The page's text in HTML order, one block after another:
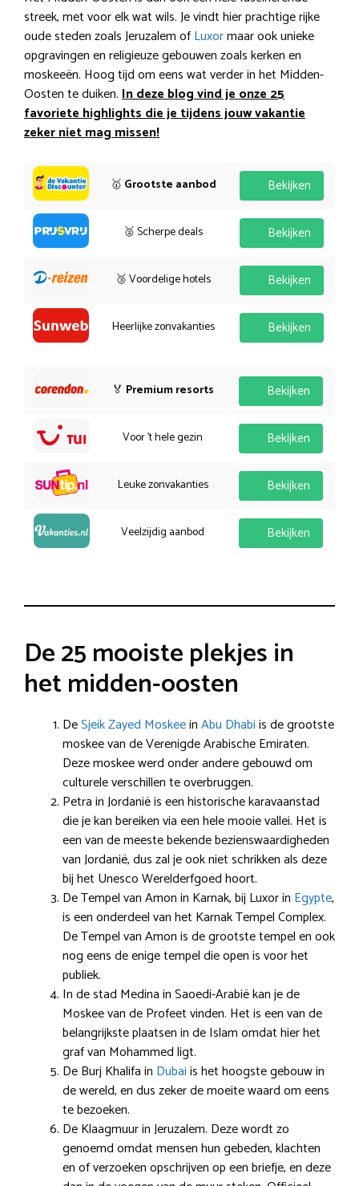
streek, met voor elk wat wils. Je vindt hier prachtige rijke
oude steden zoals Jeruzalem ofLuxormaar ook unieke
opgravingen en religieuze gebouwen zoals kerken en
moskeeën. Hoog tijd om eens wat verder in het Midden-
Oosten te duiken.In deze blog vind je onze 25
favoriete highlights die je tijdens jouw vakantie
zeker niet mag missen!
🥇 Grootste aanbod Bekijken
🥈 Scherpe deals Bekijken
🥉 Voordelige hotels Bekijken
Heerlijke zonvakanties Bekijken
🏅 Premium resorts Bekijken
Voor 't hele gezin Bekijken
Leuke zonvakanties Bekijken
Veelzijdig aanbod Bekijken
De 25 mooiste plekjes in
het midden-oosten
DeSjeik Zayed MoskeeinAbu Dhabiis de grootste
moskee van de Verenigde Arabische Emiraten.
Deze moskee werd onder andere gebouwd om
culturele verschillen te overbruggen.
Petra in Jordanië is een historische karavaanstad
die je kan bereiken via een hele mooie vallei. Het is
een van de meeste bekende bezienswaardigheden
van Jordanië, dus zal je ook niet schrikken als deze
bij het Unesco Werelderfgoed hoort.
De Tempel van Amon in Karnak, bij Luxor in Egypte,
is een onderdeel van het Karnak Tempel Complex.
De Tempel van Amon is de grootste tempel en ook
nog eens de enige tempel die open is voor het
publiek.
In de stad Medina in Saoedi-Arabië kan je de
Moskee van de Profeet vinden. Het is een van de
belangrijkste plaatsen in de Islam omdat hier het
graf van Mohammed ligt.
De Burj Khalifa in Dubaiis het hoogste gebouw in
de wereld, en dus zeker de moeite waard om eens
te bezoeken.
De Klaagmuur in Jeruzalem. Deze wordt zo
genoemd omdat mensen hun gebeden, klachten
en of verzoeken opschrijven op een briefje, en deze